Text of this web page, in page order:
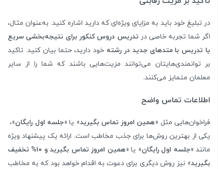
در تبلیغ خود باید به مزایای ویژه‌ای که دارید اشاره کنید. به‌عنوان مثال،
اگر شما تجربه خاصی در تدریس دروس کنکور برای نتیجه‌بخشی سریع
یا تدریس با متدهای جدید در رشته خود دارید، حتما بیان کنید. تاکید
بر توانمندی‌هایتان می‌توانند مزیت‌هایی باشند که شما را از سایر
معلمان متمایز می‌کنند.
اطلاعات تماس واضح
فراخوان‌هایی مثل «همین امروز تماس بگیرید» یا «جلسه اول رایگان»،
یکی از بهترین روش‌ها برای جذب مخاطب است. ارائه یک پیشنهاد ویژه
مانند «جلسه اول رایگان» یا «
همین امروز تماس بگیرید و ۱۰% تخفیف
بگیرید» نیز روش دیگری برای دعوت به اقدام خواهد بود که به مخاطب